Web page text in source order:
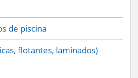
de piscina
flotantes, laminados)